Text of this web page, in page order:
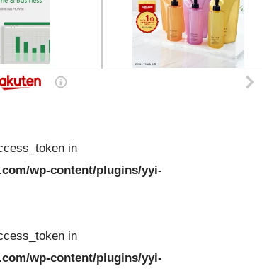
in
wp-content/plugins/yyi-
in
wp-content/plugins/yyi-